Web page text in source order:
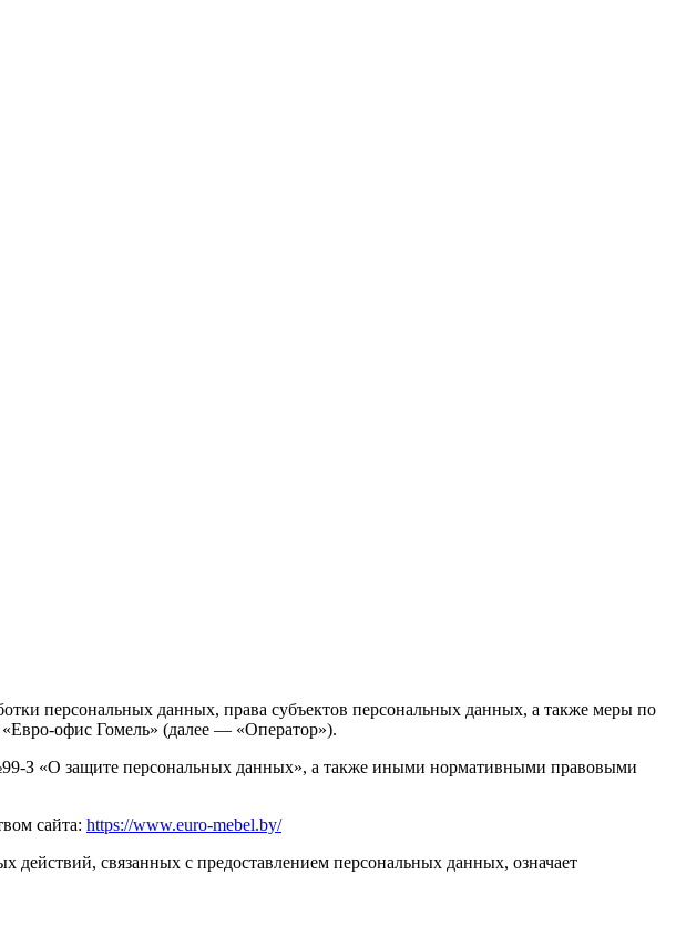
персональных данных, права субъектов персональных данных, а также меры по
офис Гомель» (далее — «Оператор»).
З «О защите персональных данных», а также иными нормативными правовыми
сайта: https://www.euro-mebel.by/
действий, связанных с предоставлением персональных данных, означает